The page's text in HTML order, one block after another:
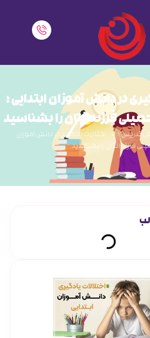
در دانش آموزان ابتدایی ؛
فرزندانتان را بشناسید
تدریس »
اختلالات یادگیری در دانش آموزان
فرزندانتان را بشناسید